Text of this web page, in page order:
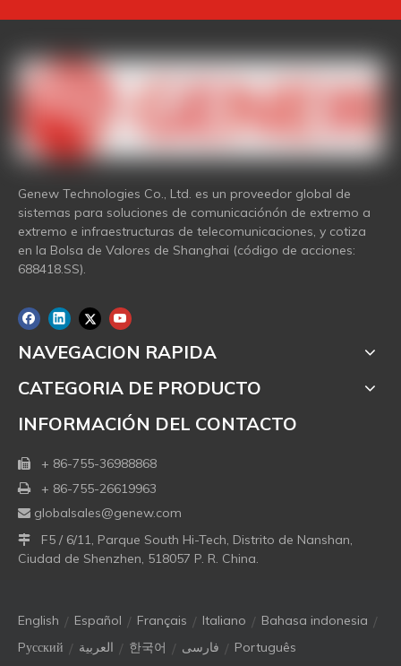
Genew Technologies Co., Ltd. es un proveedor global de
sistemas para soluciones de comunicaciónón de extremo a
extremo e infraestructuras de telecomunicaciones, y cotiza
en la Bolsa de Valores de Shanghai (código de acciones:
688418.SS).
NAVEGACION RAPIDA
CATEGORIA DE PRODUCTO
INFORMACIÓN DEL CONTACTO
 + 86-755-36988868
 + 86-755-26619963
 globalsales@genew.com
 F5 / 6/11, Parque South Hi-Tech, Distrito de Nanshan,
Ciudad de Shenzhen, 518057 P. R. China.
English / Español / Français / Italiano / Bahasa indonesia /
Pусский / العربية / 한국어 / فارسی / Português